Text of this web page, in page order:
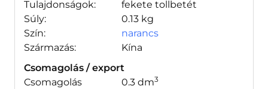
Tulajdonságok:
fekete tollbetét
Súly:
0.13 kg
Szín:
narancs
Származás:
Kína
Csomagolás / export
Csomagolás
0.3 dm3